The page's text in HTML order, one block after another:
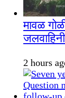
मावळ
2 hours